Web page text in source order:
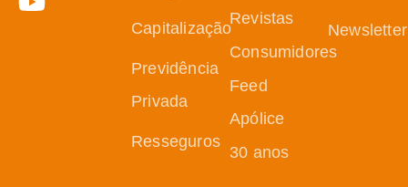
Capitalização
Previdência
Privada
Resseguros
Revistas
Consumidores
Feed
Apólice
30 anos
Newsletter